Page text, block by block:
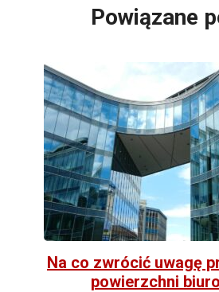
Powiązane
Na co zwrócić uwagę
powierzchni